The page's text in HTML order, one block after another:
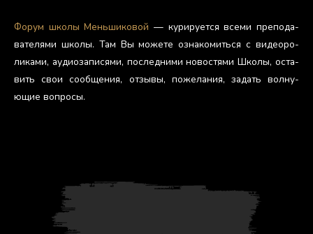
Фо­рум шко­лы Мень­ши­ковой — ку­риру­ет­ся все­ми пре­пода­
вате­лями шко­лы. Там Вы мо­жете оз­на­комить­ся с ви­де­оро­
лика­ми, а­уди­оза­пися­ми, пос­ледни­ми но­вос­тя­ми Шко­лы, ос­та­
вить свои со­об­ще­ния, от­зы­вы, по­жела­ния, за­дать вол­ну­
ющие воп­ро­сы.